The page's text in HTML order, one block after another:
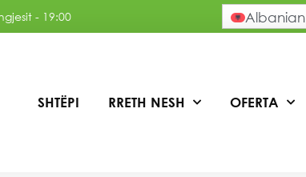
- 19:00 Albanian
SHTËPI RRETH NESH OFERTA